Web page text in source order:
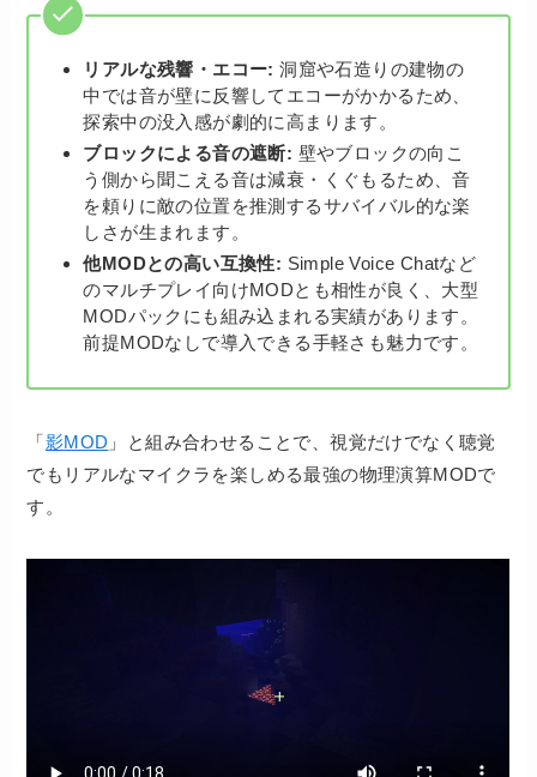
リアルな残響・エコー: 洞窟や石造りの建物の
中では音が壁に反響してエコーがかかるため、
探索中の没入感が劇的に高まります。
ブロックによる音の遮断: 壁やブロックの向こ
う側から聞こえる音は減衰・くぐもるため、音
を頼りに敵の位置を推測するサバイバル的な楽
しさが生まれます。
他MODとの高い互換性: Simple Voice Chatなど
のマルチプレイ向けMODとも相性が良く、大型
MODパックにも組み込まれる実績があります。
前提MODなしで導入できる手軽さも魅力です。
「影MOD 」と組み合わせることで、視覚だけでなく聴覚
でもリアルなマイクラを楽しめる最強の物理演算MODで
す。